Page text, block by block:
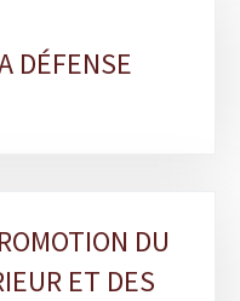
DÉFENSE
DU
ET DES